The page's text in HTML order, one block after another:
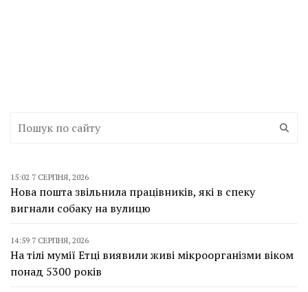
15:02 7 СЕРПНЯ, 2026
Нова пошта звільнила працівників, які в спеку
вигнали собаку на вулицю
14:59 7 СЕРПНЯ, 2026
На тілі мумії Етці виявили живі мікроорганізми віком
понад 5300 років